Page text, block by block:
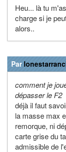
Heu... là tu
charge si je
alors..
Par
comment je
dépasser le F2
déjà il faut
la masse max
remorque, ni
carte grise du
admissible de